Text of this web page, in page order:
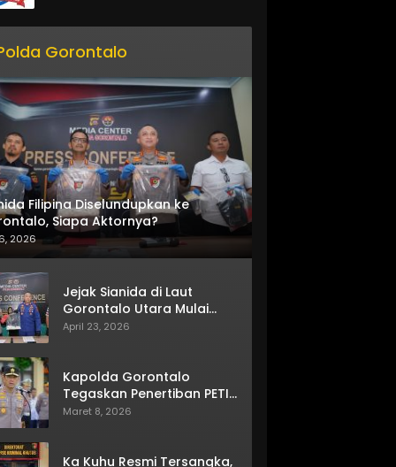
Gorontalo
Filipina Diselundupkan ke
Siapa Aktornya?
2026
Jejak Sianida di Laut
Gorontalo Utara Mulai
Terkuak
April 23, 2026
Kapolda Gorontalo
Tegaskan Penertiban PETI
Terus Berjalan
Maret 8, 2026
Ka Kuhu Resmi Tersangka,